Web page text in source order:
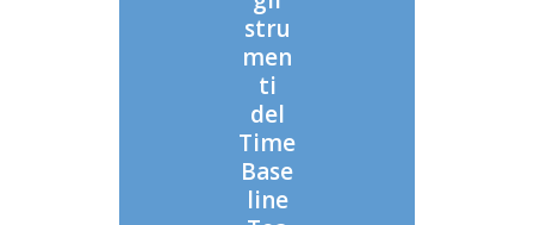
stru
men
ti
del
Time
Base
line